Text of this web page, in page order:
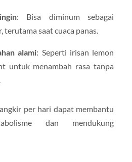
: Bisa diminum sebagai
terutama saat cuaca panas.
alami: Seperti irisan lemon
untuk menambah rasa tanpa
per hari dapat membantu
dan mendukung